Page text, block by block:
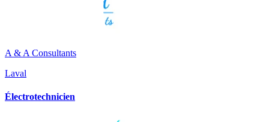
A & A Consultants
Laval
Électrotechnicien